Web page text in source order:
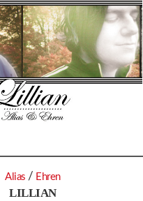
LILLIAN
Alias / Ehren